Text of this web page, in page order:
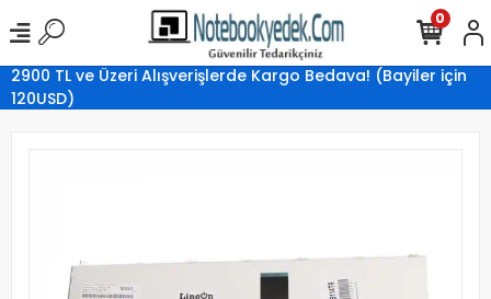
2900 TL ve Üzeri Alışverişlerde Kargo Bedava! (Bayiler için
120USD)
0